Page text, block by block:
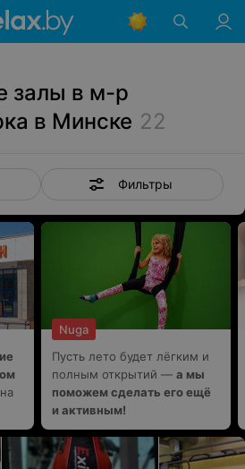
залы в м-р
в Минске 22
Фильтры
на
Nuga
Пусть лето будет лёгким и
полным открытий — а мы
поможем сделать его ещё
и активным!